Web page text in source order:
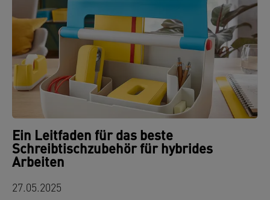
Ein Leitfaden für das beste
Schreibtischzubehör für hybrides
Arbeiten
27.05.2025